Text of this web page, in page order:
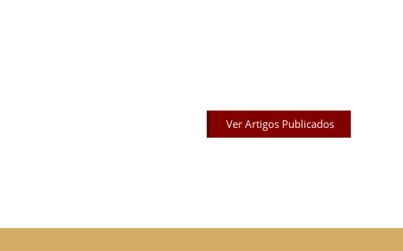
Ver Artigos Publicados